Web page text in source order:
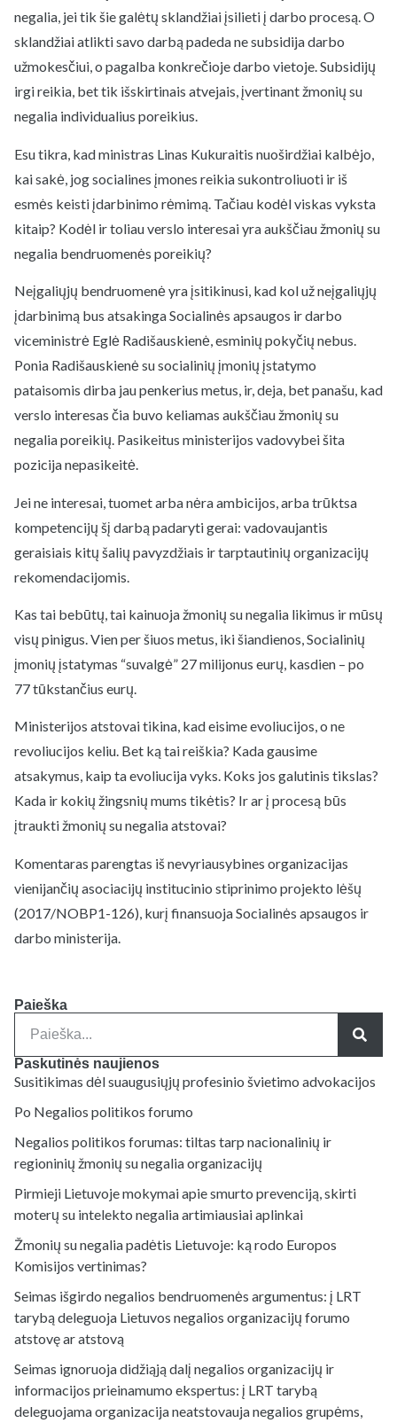
negalia, jei tik šie galėtų sklandžiai įsilieti į darbo procesą. O
sklandžiai atlikti savo darbą padeda ne subsidija darbo
užmokesčiui, o pagalba konkrečioje darbo vietoje. Subsidijų
irgi reikia, bet tik išskirtinais atvejais, įvertinant žmonių su
negalia individualius poreikius.
Esu tikra, kad ministras Linas Kukuraitis nuoširdžiai kalbėjo,
kai sakė, jog socialines įmones reikia sukontroliuoti ir iš
esmės keisti įdarbinimo rėmimą. Tačiau kodėl viskas vyksta
kitaip? Kodėl ir toliau verslo interesai yra aukščiau žmonių su
negalia bendruomenės poreikių?
Neįgaliųjų bendruomenė yra įsitikinusi, kad kol už neįgaliųjų
įdarbinimą bus atsakinga Socialinės apsaugos ir darbo
viceministrė Eglė Radišauskienė, esminių pokyčių nebus.
Ponia Radišauskienė su socialinių įmonių įstatymo
pataisomis dirba jau penkerius metus, ir, deja, bet panašu, kad
verslo interesas čia buvo keliamas aukščiau žmonių su
negalia poreikių. Pasikeitus ministerijos vadovybei šita
pozicija nepasikeitė.
Jei ne interesai, tuomet arba nėra ambicijos, arba trūktsa
kompetencijų šį darbą padaryti gerai: vadovaujantis
geraisiais kitų šalių pavyzdžiais ir tarptautinių organizacijų
rekomendacijomis.
Kas tai bebūtų, tai kainuoja žmonių su negalia likimus ir mūsų
visų pinigus. Vien per šiuos metus, iki šiandienos, Socialinių
įmonių įstatymas “suvalgė” 27 milijonus eurų, kasdien – po
77 tūkstančius eurų.
Ministerijos atstovai tikina, kad eisime evoliucijos, o ne
revoliucijos keliu. Bet ką tai reiškia? Kada gausime
atsakymus, kaip ta evoliucija vyks. Koks jos galutinis tikslas?
Kada ir kokių žingsnių mums tikėtis? Ir ar į procesą būs
įtraukti žmonių su negalia atstovai?
Komentaras parengtas iš nevyriausybines organizacijas
vienijančių asociacijų institucinio stiprinimo projekto lėšų
(2017/NOBP1-126), kurį finansuoja Socialinės apsaugos ir
darbo ministerija.
Paieška
Paskutinės naujienos
Susitikimas dėl suaugusiųjų profesinio švietimo advokacijos
Po Negalios politikos forumo
Negalios politikos forumas: tiltas tarp nacionalinių ir
regioninių žmonių su negalia organizacijų
Pirmieji Lietuvoje mokymai apie smurto prevenciją, skirti
moterų su intelekto negalia artimiausiai aplinkai
Žmonių su negalia padėtis Lietuvoje: ką rodo Europos
Komisijos vertinimas?
Seimas išgirdo negalios bendruomenės argumentus: į LRT
tarybą deleguoja Lietuvos negalios organizacijų forumo
atstovę ar atstovą
Seimas ignoruoja didžiąją dalį negalios organizacijų ir
informacijos prieinamumo ekspertus: į LRT tarybą
deleguojama organizacija neatstovauja negalios grupėms,